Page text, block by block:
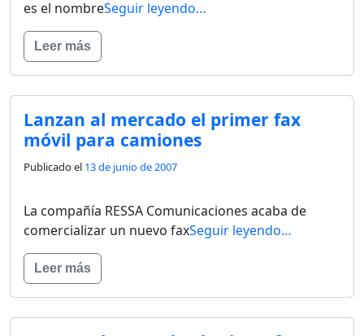
es el nombreSeguir leyendo…
Leer más
Lanzan al mercado el primer fax
móvil para camiones
Publicado el 13 de junio de 2007
La compañía RESSA Comunicaciones acaba de
comercializar un nuevo faxSeguir leyendo…
Leer más